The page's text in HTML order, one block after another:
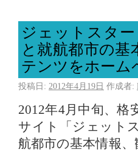
ジェットスタ
と就航都市の基
テンツをホーム
投稿日: 2012年4月19日 作成者:
2012年4月中旬、格
サイト「ジェット
航都市の基本情報